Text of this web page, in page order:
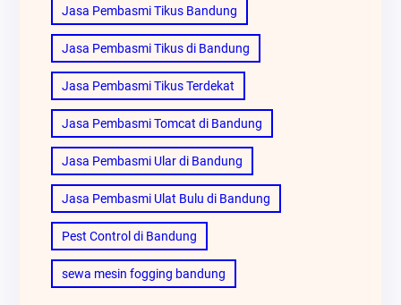
Jasa Pembasmi Tikus Bandung
Jasa Pembasmi Tikus di Bandung
Jasa Pembasmi Tikus Terdekat
Jasa Pembasmi Tomcat di Bandung
Jasa Pembasmi Ular di Bandung
Jasa Pembasmi Ulat Bulu di Bandung
Pest Control di Bandung
sewa mesin fogging bandung